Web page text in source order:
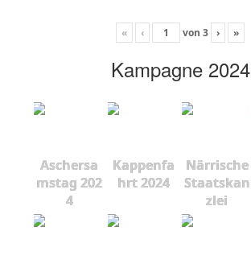
« ‹ von 3 › »
Kampagne 2024
Aschersa
mstag 202
4
Kappenfa
hrt 2024
Närrische
Staatskan
zlei